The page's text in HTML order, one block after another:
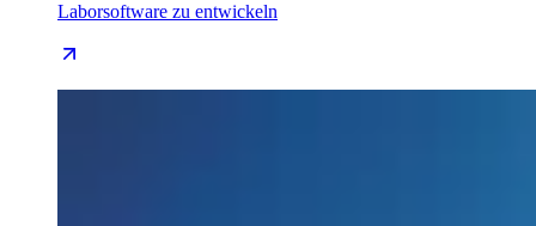
Laborsoftware zu entwickeln